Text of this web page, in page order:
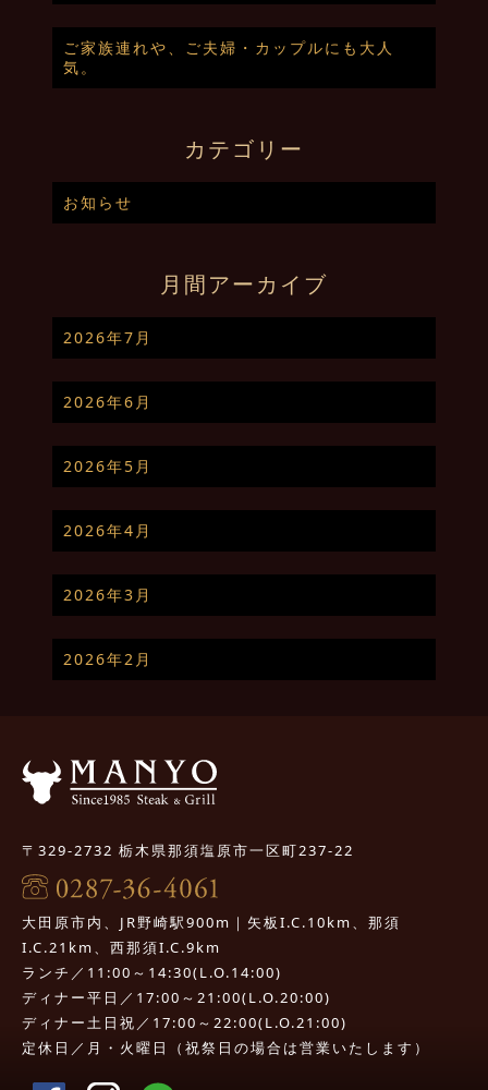
ご家族連れや、ご夫婦・カップルにも大人
気。
カテゴリー
お知らせ
月間アーカイブ
2026年7月
2026年6月
2026年5月
2026年4月
2026年3月
2026年2月
〒329-2732 栃木県那須塩原市一区町237-22
大田原市内、JR野崎駅900m｜矢板I.C.10km、那須
I.C.21km、西那須I.C.9km
ランチ／11:00～14:30(L.O.14:00)
ディナー平日／17:00～21:00(L.O.20:00)
ディナー土日祝／17:00～22:00(L.O.21:00)
定休日／月・火曜日（祝祭日の場合は営業いたします）